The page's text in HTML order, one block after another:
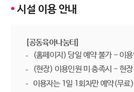
시설 이용 안내
[공동육아나눔터]
(홈페이지) 당일 예약 불가 - 이
(현장) 이용인원 미 충족시 - 현
이용자는 1일 1회차만 예약(무료